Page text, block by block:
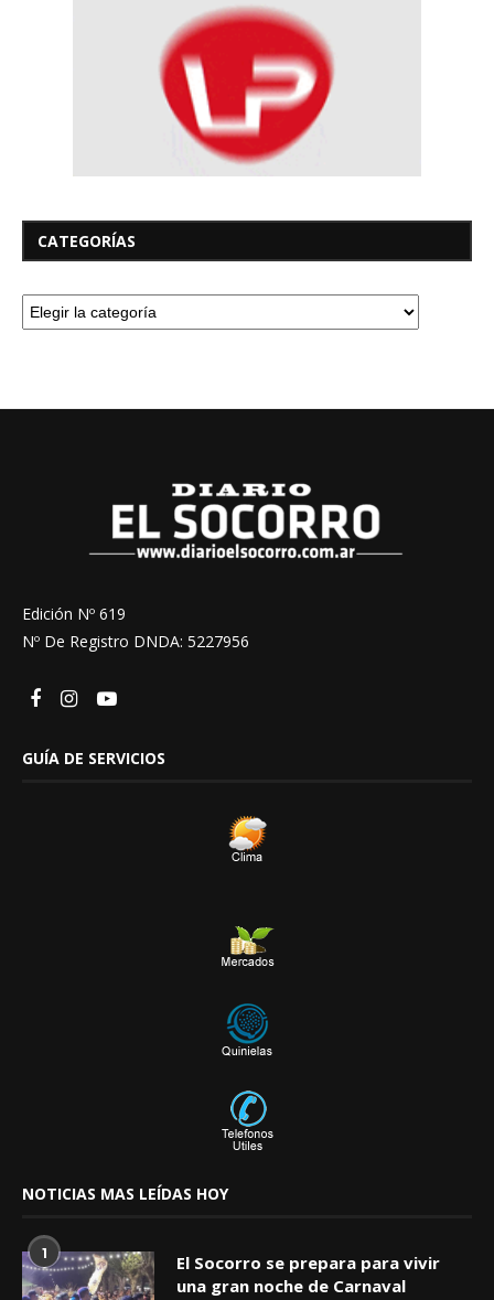
CATEGORÍAS
Edición Nº 619
Nº De Registro DNDA: 5227956
GUÍA DE SERVICIOS
NOTICIAS MAS LEÍDAS HOY
1
El Socorro se prepara para vivir
una gran noche de Carnaval